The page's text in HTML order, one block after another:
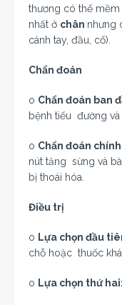
thương có thể
nhất ở chân nhưng
cánh tay, đầu, cổ).
Chẩn đoán
o Chẩn đoán ban
bệnh tiểu đường và
o Chẩn đoán
nút tăng sừng và
bị thoái hóa.
Điều trị
o Lựa chọn đầu
chỗ hoặc thuốc
o Lựa chọn thứ hai: